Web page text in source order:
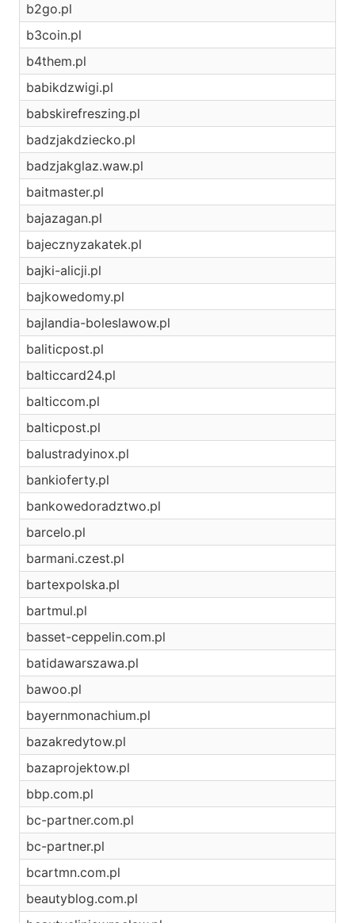
b2go.pl
b3coin.pl
b4them.pl
babikdzwigi.pl
babskirefreszing.pl
badzjakdziecko.pl
badzjakglaz.waw.pl
baitmaster.pl
bajazagan.pl
bajecznyzakatek.pl
bajki-alicji.pl
bajkowedomy.pl
bajlandia-boleslawow.pl
baliticpost.pl
balticcard24.pl
balticcom.pl
balticpost.pl
balustradyinox.pl
bankioferty.pl
bankowedoradztwo.pl
barcelo.pl
barmani.czest.pl
bartexpolska.pl
bartmul.pl
basset-ceppelin.com.pl
batidawarszawa.pl
bawoo.pl
bayernmonachium.pl
bazakredytow.pl
bazaprojektow.pl
bbp.com.pl
bc-partner.com.pl
bc-partner.pl
bcartmn.com.pl
beautyblog.com.pl